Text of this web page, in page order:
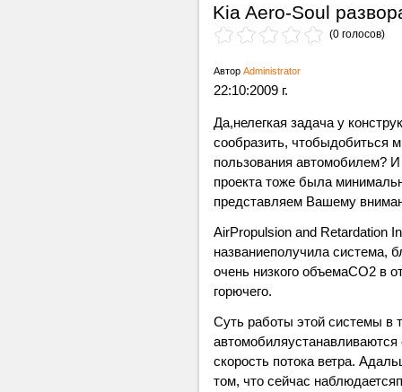
Kia Aero-Soul
(0 голосов)
Автор Administrator
22:10:2009 г.
Да,нелегкая задача у
сообразить, чтобыдобиться
пользования автомобилем?
проекта тоже была
представляем Вашему
AirPropulsion and Retardation
названиеполучила система,
очень низкого объемаСО2 в
горючего.
Суть работы этой системы в
скорость потока ветра.
том, что сейчас